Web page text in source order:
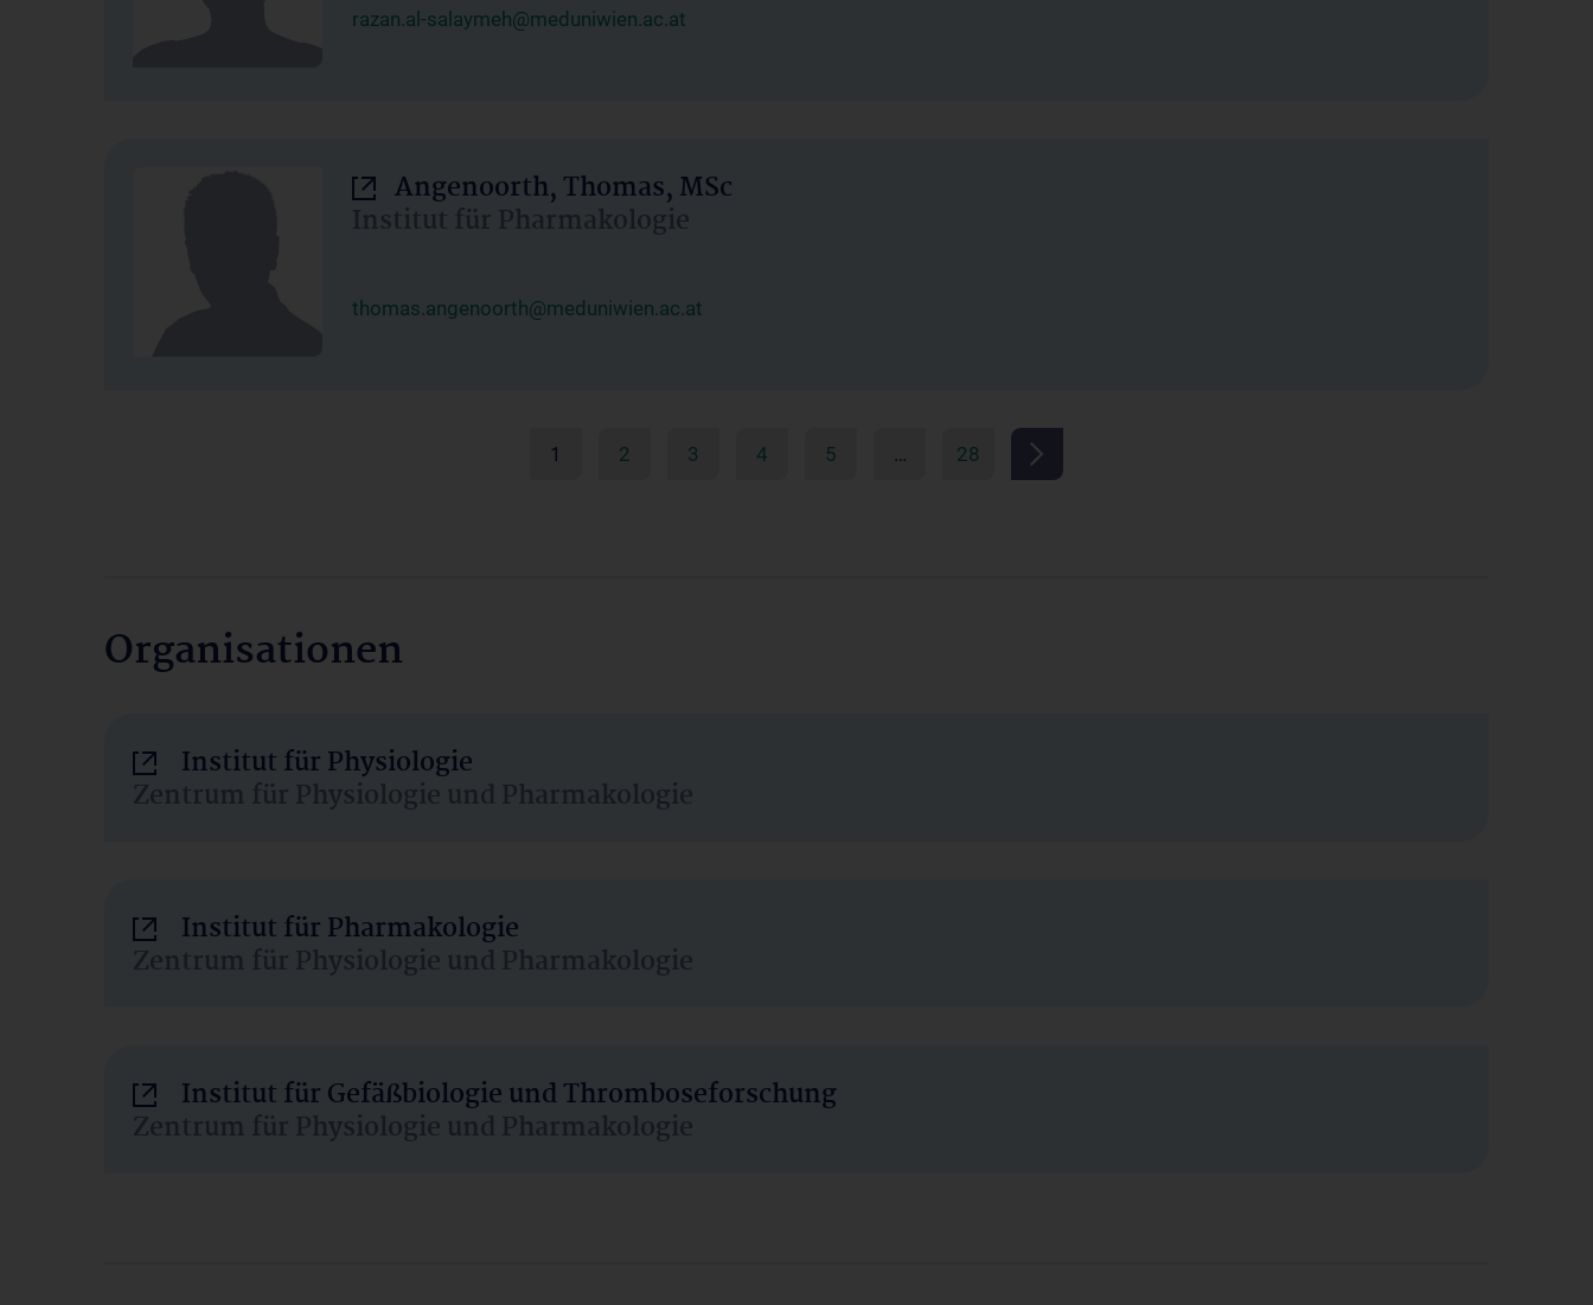
razan.al-salaymeh@meduniwien.ac.at
Angenoorth, Thomas, MSc
Institut für Pharmakologie
thomas.angenoorth@meduniwien.ac.at
1 2 3 4 5 … 28
Organisationen
Institut für Physiologie
Zentrum für Physiologie und Pharmakologie
Institut für Pharmakologie
Zentrum für Physiologie und Pharmakologie
Institut für Gefäßbiologie und Thromboseforschung
Zentrum für Physiologie und Pharmakologie